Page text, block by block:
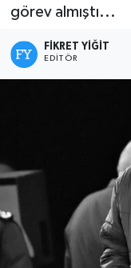
görev almıştı...
FIKRET YIĞIT
EDITÖR